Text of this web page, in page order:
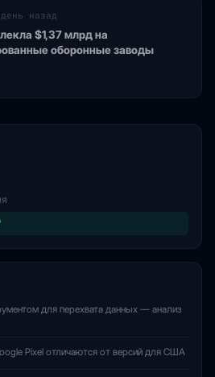
назад
$1,37 млрд на
оборонные заводы
для перехвата данных — анализ
Pixel отличаются от версий для США